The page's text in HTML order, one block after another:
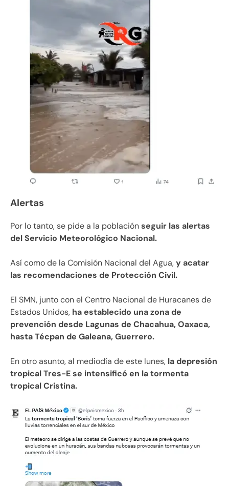
Alertas
Por lo tanto, se pide a la poblaciónseguir las alertas
del Servicio Meteorológico Nacional.
Así como de la Comisión Nacional del Agua,y acatar
las recomendaciones de Protección Civil.
El SMN, junto con el Centro Nacional de Huracanes de
Estados Unidos, ha establecido una zona de
prevención desde Lagunas de Chacahua, Oaxaca,
hasta Técpan de Galeana, Guerrero.
En otro asunto, al mediodía de este lunes, la depresión
tropical Tres-E se intensificó en la tormenta
tropical Cristina.